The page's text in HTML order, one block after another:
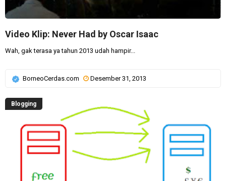
Video Klip: Never Had by Oscar Isaac
Wah, gak terasa ya tahun 2013 udah hampir...
BorneoCerdas.com Desember 31, 2013
Blogging